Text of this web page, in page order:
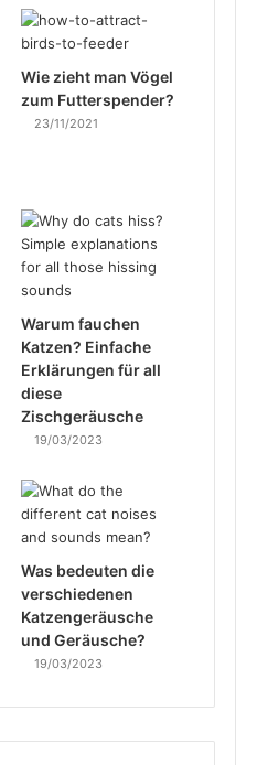
Wie zieht man Vögel
zum Futterspender?
23/11/2021
Warum fauchen
Katzen? Einfache
Erklärungen für all
diese
Zischgeräusche
19/03/2023
Was bedeuten die
verschiedenen
Katzengeräusche
und Geräusche?
19/03/2023